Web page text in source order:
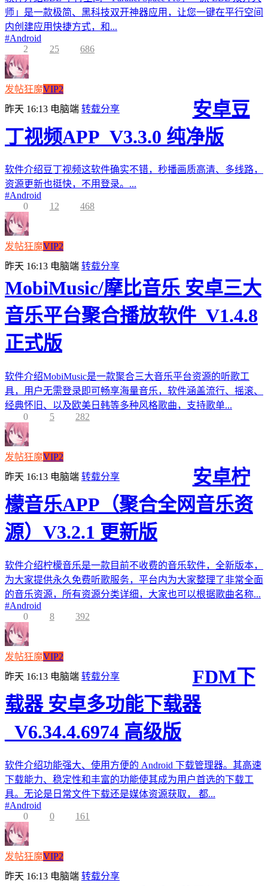
师」是一款极简、黑科技双开神器应用，让您一键在平行空间
内创建应用快捷方式，和...
#Android
2
25 686
发帖狂魔VIP2
昨天 16:13 电脑端 转载分享
安卓豆
丁视频APP_V3.3.0 纯净版
软件介绍豆丁视频这软件确实不错，秒播画质高清、多线路，
资源更新也挺快，不用登录。...
#Android
0
12 468
发帖狂魔VIP2
昨天 16:13 电脑端 转载分享
MobiMusic/摩比音乐 安卓三大
音乐平台聚合播放软件_V1.4.8
正式版
软件介绍MobiMusic是一款聚合三大音乐平台资源的听歌工
具，用户无需登录即可畅享海量音乐，软件涵盖流行、摇滚、
经典怀旧、以及欧美日韩等多种风格歌曲，支持歌单...
0
5 282
发帖狂魔VIP2
昨天 16:13 电脑端 转载分享
安卓柠
檬音乐APP（聚合全网音乐资
源）V3.2.1 更新版
软件介绍柠檬音乐是一款目前不收费的音乐软件，全新版本，
为大家提供永久免费听歌服务，平台内为大家整理了非常全面
的音乐资源，所有资源分类详细，大家也可以根据歌曲名称...
#Android
0
8 392
发帖狂魔VIP2
昨天 16:13 电脑端 转载分享
FDM下
载器 安卓多功能下载器
_V6.34.4.6974 高级版
软件介绍功能强大、使用方便的 Android 下载管理器。其高速
下载能力、稳定性和丰富的功能使其成为用户首选的下载工
具。无论是日常文件下载还是媒体资源获取， 都...
#Android
0
0 161
发帖狂魔VIP2
昨天 16:13 电脑端 转载分享